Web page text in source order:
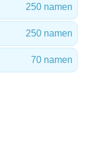
250 namen
250 namen
70 namen